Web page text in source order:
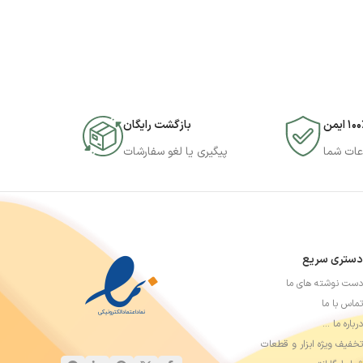
ایمن
شما
بازگشت رایگان
پیگیری یا لغو سفارشات
دستری سریع
دست نوشته های ما
تماس با ما
درباره ما …
تخفیف ویژه ابزار و قطعات